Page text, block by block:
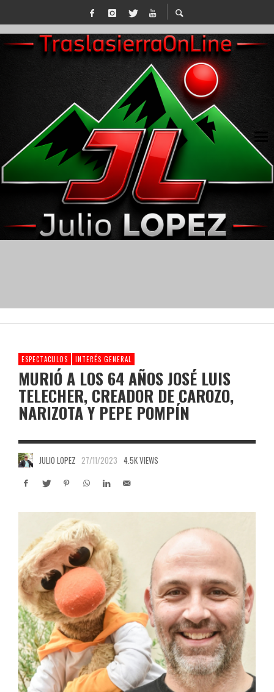
ESPECTACULOS INTERÉS GENERAL
MURIÓ A LOS 64 AÑOS JOSÉ LUIS
TELECHER, CREADOR DE CAROZO,
NARIZOTA Y PEPE POMPÍN
JULIO LOPEZ 27/11/2023 4.5K VIEWS